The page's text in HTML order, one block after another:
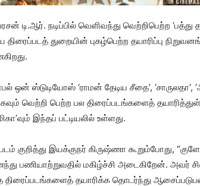
டி.ஆர். நடிப்பில் வெளிவந்து வெற்றிபெற்ற
திரைப்படத் துறையின் புகழ்பெற்ற தயாரிப்பு
ஒன் ஸ்டுடியோஸ் ‘ராமன் தேடிய சீதை’,
வெற்றி பெற்ற பல திரைப்படங்களைத்
இந்தப் பட்டியலில் உள்ளது.
படம் குறித்து இயக்குநர் கிருஷ்ணா கூறும்போது,
பணியாற்றுவதில் மகிழ்ச்சி அடைகிறேன். அவர்
திரைப்படங்களைத் தயாரிக்க தொடர்ந்து